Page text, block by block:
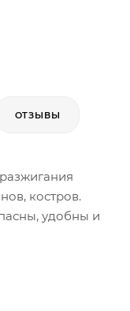
ОТЗЫВЫ
костров.
удобны и